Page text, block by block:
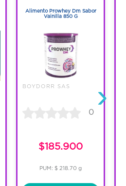
Alimento Prowhey Dm Sabor
Vainilla 850 G
BOYDORR SAS
0
$185.900
PUM: $ 218.70 g
›